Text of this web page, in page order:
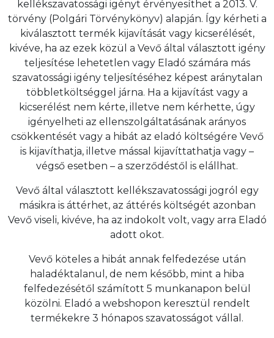
kellékszavatossági igényt érvényesíthet a 2013. V.
törvény (Polgári Törvénykönyv) alapján. Így kérheti a
kiválasztott termék kijavítását vagy kicserélését,
kivéve, ha az ezek közül a Vevő által választott igény
teljesítése lehetetlen vagy Eladó számára más
szavatossági igény teljesítéséhez képest aránytalan
többletköltséggel járna. Ha a kijavítást vagy a
kicserélést nem kérte, illetve nem kérhette, úgy
igényelheti az ellenszolgáltatásának arányos
csökkentését vagy a hibát az eladó költségére Vevő
is kijavíthatja, illetve mással kijavíttathatja vagy –
végső esetben – a szerződéstől is elállhat.
Vevő által választott kellékszavatossági jogról egy
másikra is áttérhet, az áttérés költségét azonban
Vevő viseli, kivéve, ha az indokolt volt, vagy arra Eladó
adott okot.
Vevő köteles a hibát annak felfedezése után
haladéktalanul, de nem később, mint a hiba
felfedezésétől számított 5 munkanapon belül
közölni. Eladó a webshopon keresztül rendelt
termékekre 3 hónapos szavatosságot vállal.